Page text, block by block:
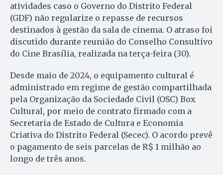
atividades caso o Governo do Distrito Federal
(GDF) não regularize o repasse de recursos
destinados à gestão da sala de cinema. O atraso foi
discutido durante reunião do Conselho Consultivo
do Cine Brasília, realizada na terça-feira (30).
Desde maio de 2024, o equipamento cultural é
administrado em regime de gestão compartilhada
pela Organização da Sociedade Civil (OSC) Box
Cultural, por meio de contrato firmado com a
Secretaria de Estado de Cultura e Economia
Criativa do Distrito Federal (Secec). O acordo prevê
o pagamento de seis parcelas de R$ 1 milhão ao
longo de três anos.